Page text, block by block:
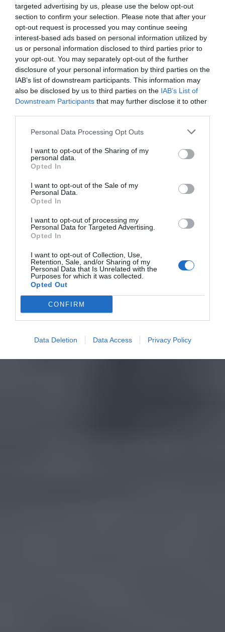
targeted advertising by us, please use the below opt-out
section to confirm your selection. Please note that after your
opt-out request is processed you may continue seeing
interest-based ads based on personal information utilized by
us or personal information disclosed to third parties prior to
your opt-out. You may separately opt-out of the further
disclosure of your personal information by third parties on the
IAB’s list of downstream participants. This information may
also be disclosed by us to third parties on the IAB’s List of
Downstream Participants that may further disclose it to other
Personal Data Processing Opt Outs
I want to opt-out of the Sharing of my
personal data.
Opted In
I want to opt-out of the Sale of my
Personal Data.
Opted In
I want to opt-out of processing my
Personal Data for Targeted Advertising.
Opted In
I want to opt-out of Collection, Use,
Retention, Sale, and/or Sharing of my
Personal Data that Is Unrelated with the
Purposes for which it was collected.
Opted Out
CONFIRM
Data Deletion Data Access Privacy Policy